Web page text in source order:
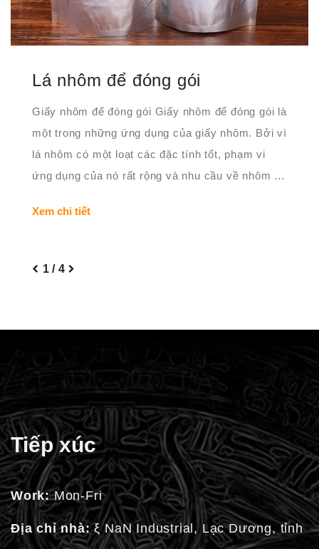
Lá nhôm để đóng gói
Giấy nhôm để đóng gói Giấy nhôm để đóng gói là
một trong những ứng dụng của giấy nhôm. Bởi vì
lá nhôm có một loạt các đặc tính tốt, phạm vi
ứng dụng của nó rất rộng và nhu cầu về nhôm để
Xem chi tiết
Tiếp xúc
Work:Mon-Fri
Địa chỉ nhà:ξ NaN Industrial, Lạc Dương, tỉnh